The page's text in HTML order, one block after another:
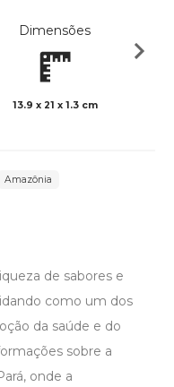
Dimensões
13.9 x 21 x 1.3 cm
Amazônia
de sabores e
como um dos
da saúde e do
sobre a
onde a